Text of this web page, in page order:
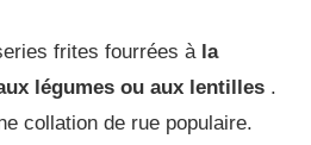
frites fourrées à la
légumes ou aux lentilles .
collation de rue populaire.